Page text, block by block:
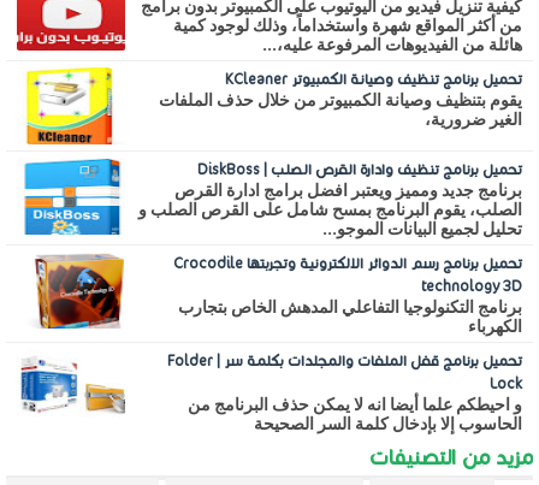
كيفية تنزيل فيديو من اليوتيوب على الكمبيوتر بدون برامج
من أكثر المواقع شهرة واستخداماً، وذلك لوجود كمية
هائلة من الفيديوهات المرفوعة عليه،...
تحميل برنامج تنظيف وصيانة الكمبيوتر KCleaner
يقوم بتنظيف وصيانة الكمبيوتر من خلال حذف الملفات
الغير ضرورية،
تحميل برنامج تنظيف وادارة القرص الصلب | DiskBoss
برنامج جديد ومميز ويعتبر افضل برامج ادارة القرص
الصلب، يقوم البرنامج بمسح شامل على القرص الصلب و
تحليل لجميع البيانات الموجو...
تحميل برنامج رسم الدوائر الالكترونية وتجربتها Crocodile
technology 3D
برنامج التكنولوجيا التفاعلي المدهش الخاص بتجارب
الكهرباء
تحميل برنامج قفل الملفات والمجلدات بكلمة سر | Folder
Lock
و احيطكم علما أيضا انه لا يمكن حذف البرنامج من
الحاسوب إلا بإدخال كلمة السر الصحيحة
مزيد من التصنيفات